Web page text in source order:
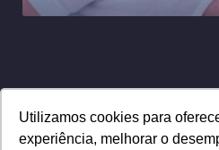
Utilizamos cookies para
experiência, melhorar o